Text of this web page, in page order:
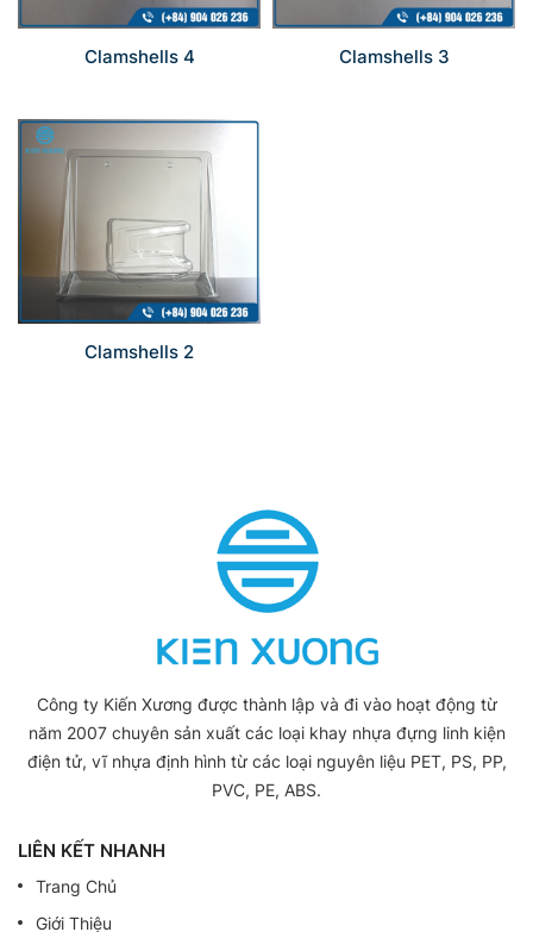
Clamshells 4 Clamshells 3
Clamshells 2
Công ty Kiến Xương được thành lập và đi vào hoạt động từ
năm 2007 chuyên sản xuất các loại khay nhựa đựng linh kiện
điện tử, vĩ nhựa định hình từ các loại nguyên liệu PET, PS, PP,
PVC, PE, ABS.
LIÊN KẾT NHANH
Trang Chủ
Giới Thiệu